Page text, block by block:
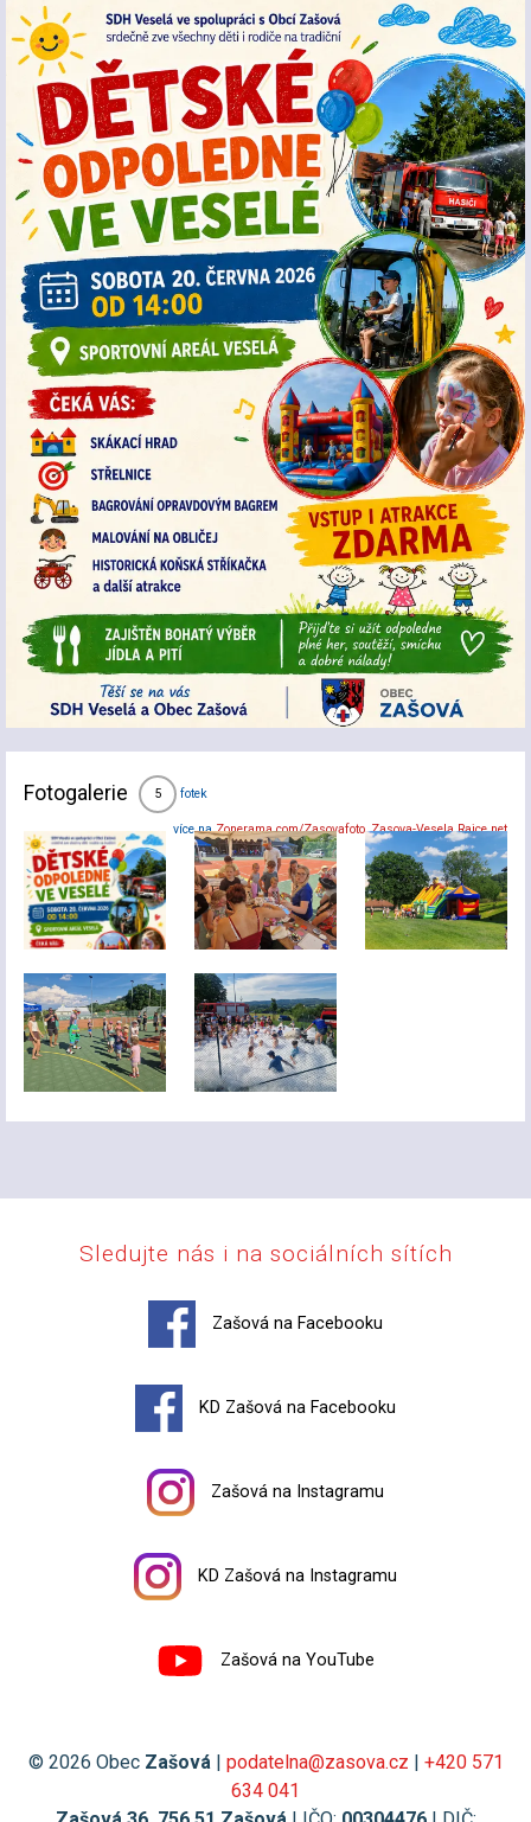
Fotogalerie 5 fotek
více naZonerama.com/Zasovafoto,Zasova-Vesela.Rajce.net
Sledujte nás i na sociálních sítích
Zašová na Facebooku
KD Zašová na Facebooku
Zašová na Instagramu
KD Zašová na Instagramu
Zašová na YouTube
© 2026 Obec Zašová| podatelna@zasova.cz
+420 571
634 041